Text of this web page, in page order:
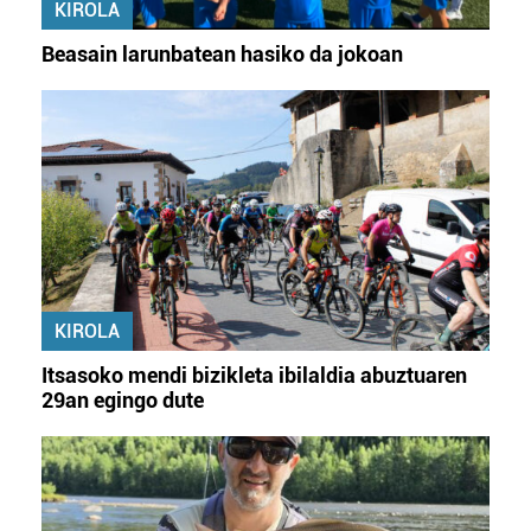
KIROLA
Beasain larunbatean hasiko da jokoan
KIROLA
Itsasoko mendi bizikleta ibilaldia abuztuaren
29an egingo dute